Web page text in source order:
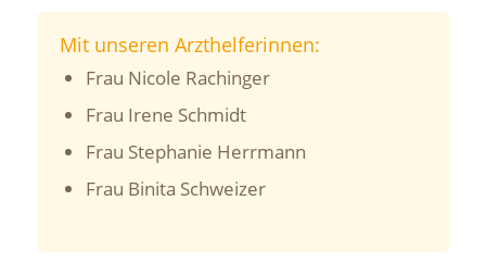
Mit unseren Arzthelferinnen:
Frau Nicole Rachinger
Frau Irene Schmidt
Frau Stephanie Herrmann
Frau Binita Schweizer